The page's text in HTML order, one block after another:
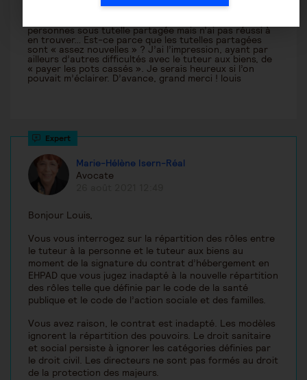
personne protégée) ? J’ai cherché des exemples de
personnes sous tutelle partagée mais n’ai pas réussi à
en trouver… Est-ce parce que les tutelles partagées
sont « assez nouvelles » ? J’ai l’impression, ayant par
ailleurs d’autres difficultés avec le tuteur aux biens, de
« payer les pots cassés ». Je serais heureux si l’on
pouvait m’éclairer. D’avance, grand merci ! louis
Marie-Hélène Isern-Réal
Avocate
Bonjour Louis,
Vous vous interrogez sur la répartition des rôles entre
le tuteur à la personne et le tuteur aux biens au
moment de la signature du contrat d’hébergement en
EHPAD que vous jugez inadapté à la nouvelle répartition
des rôles telle que définie par le code de la santé
publique et le code de l’action sociale et des familles.
Vous avez raison, le contrat est inadapté. Les modèles
ignorent la répartition des pouvoirs. Le droit sanitaire
et social persiste à ignorer les catégories définies par
le droit civil. Les directeurs ne sont pas formés au droit
de la protection des majeurs.